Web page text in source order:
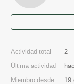
Actividad total
2
Última actividad
Miembro desde
19